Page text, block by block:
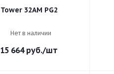
Tower 32AM PG2
Нет в наличии
15 664руб./шт